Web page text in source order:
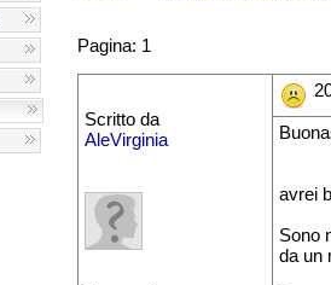
Pagina: 1
Scritto da
AleVirginia
avrei
Sono
da un